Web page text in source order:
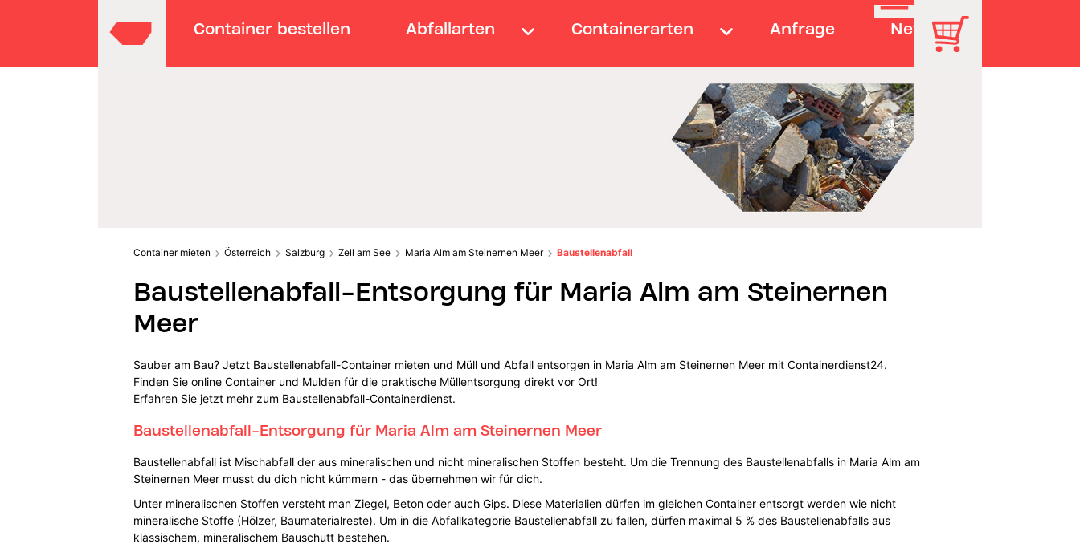
Container bestellen Abfallarten Containerarten Anfrage News
Container mieten Österreich Salzburg Zell am See Maria Alm am Steinernen Meer Baustellenabfall
Baustellenabfall-Entsorgung für Maria Alm am Steinernen
Meer
Sauber am Bau? Jetzt Baustellenabfall-Container mieten und Müll und Abfall entsorgen in Maria Alm am Steinernen Meer mit Containerdienst24.
Finden Sie online Container und Mulden für die praktische Müllentsorgung direkt vor Ort!
Erfahren Sie jetzt mehr zum Baustellenabfall-Containerdienst.
Baustellenabfall-Entsorgung für Maria Alm am Steinernen Meer
Baustellenabfall ist Mischabfall der aus mineralischen und nicht mineralischen Stoffen besteht. Um die Trennung des Baustellenabfalls in Maria Alm am
Steinernen Meer musst du dich nicht kümmern - das übernehmen wir für dich.
Unter mineralischen Stoffen versteht man Ziegel, Beton oder auch Gips. Diese Materialien dürfen im gleichen Container entsorgt werden wie nicht
mineralische Stoffe (Hölzer, Baumaterialreste). Um in die Abfallkategorie Baustellenabfall zu fallen, dürfen maximal 5 % des Baustellenabfalls aus
klassischem, mineralischem Bauschutt bestehen.